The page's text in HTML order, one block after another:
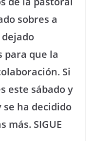
sobres a
para que la
Si
este sábado y
se ha decidido
más. SIGUE